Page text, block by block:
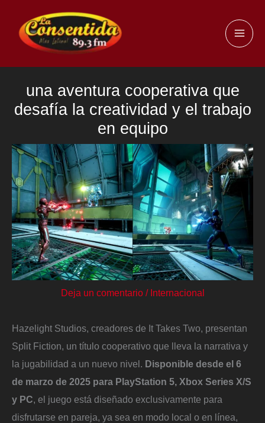
contenido
una aventura cooperativa que
desafía la creatividad y el trabajo
en equipo
Deja un comentario / Internacional
Hazelight Studios, creadores de It Takes Two, presentan
Split Fiction, un título cooperativo que lleva la narrativa y
la jugabilidad a un nuevo nivel. Disponible desde el 6
de marzo de 2025 para PlayStation 5, Xbox Series X/S
y PC, el juego está diseñado exclusivamente para
disfrutarse en pareja, ya sea en modo local o en línea,